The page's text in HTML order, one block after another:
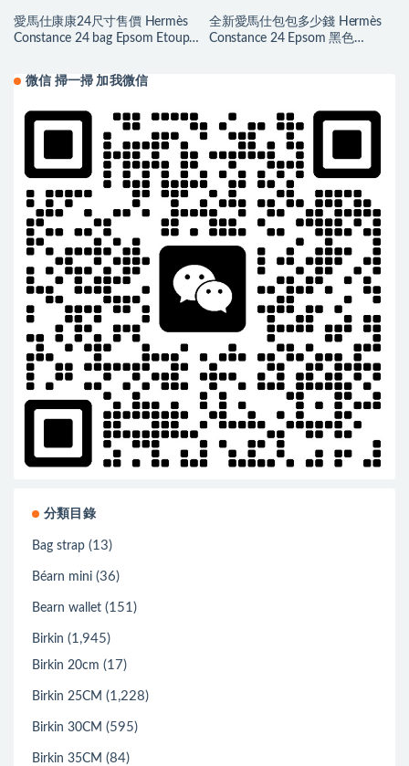
愛馬仕康康24尺寸售價 Hermès
Constance 24 bag Epsom Etoupe
全新愛馬仕包包多少錢 Hermès
Constance 24 Epsom 黑色
微信 掃一掃 加我微信
分類目錄
Bag strap (13)
Béarn mini (36)
Bearn wallet (151)
Birkin (1,945)
Birkin 20cm (17)
Birkin 25CM (1,228)
Birkin 30CM (595)
Birkin 35CM (84)